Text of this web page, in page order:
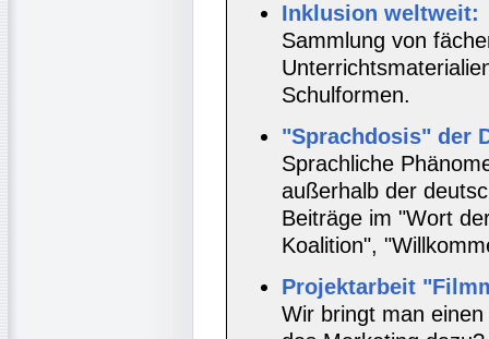
Inklusion weltweit:
Sammlung von
Schulformen.
"Sprachdosis" der
Sprachliche
außerhalb der
Beiträge im "Wort
Koalition",
Projektarbeit
Wir bringt man